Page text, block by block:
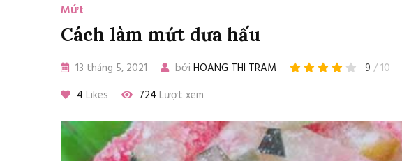
Mứt
Cách làm mứt dưa hấu
13 tháng 5, 2021 bởi HOANG THI TRAM 9 / 10
4 Likes 724 Lượt xem